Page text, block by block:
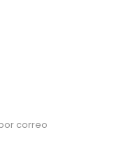
correo